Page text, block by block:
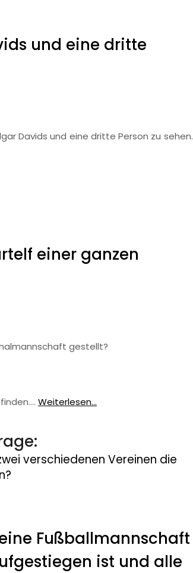
und eine dritte
Davids und eine dritte Person zu sehen.
einer ganzen
gestellt?
Weiterlesen...
verschiedenen Vereinen die
Fußballmannschaft
ist und alle